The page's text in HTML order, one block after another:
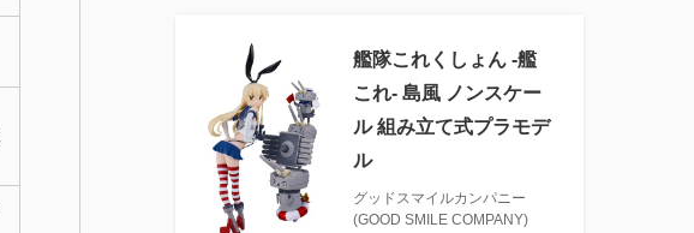
艦隊これくしょん ‐艦
これ‐ 島風 ノンスケー
ル 組み立て式プラモデ
ル
グッドスマイルカンパニー
(GOOD SMILE COMPANY)